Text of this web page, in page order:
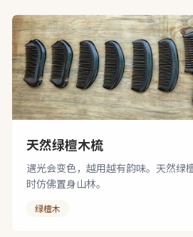
天然绿檀木梳
遇光会变色，越用越有韵味。天然绿
时仿佛置身山林。
绿檀木